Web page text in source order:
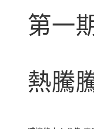
第一
熱騰